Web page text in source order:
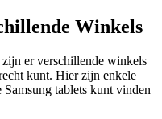
Winkels
er verschillende winkels
kunt. Hier zijn enkele
tablets kunt vinden